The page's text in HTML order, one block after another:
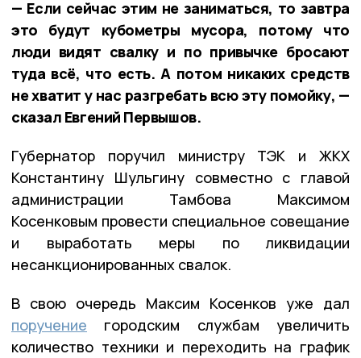
— Если сейчас этим не заниматься, то завтра
это будут кубометры мусора, потому что
люди видят свалку и по привычке бросают
туда всё, что есть. А потом никаких средств
не хватит у нас разгребать всю эту помойку, —
сказал Евгений Первышов.
Губернатор поручил министру ТЭК и ЖКХ
Константину Шульгину совместно с главой
администрации Тамбова Максимом
Косенковым провести специальное совещание
и выработать меры по ликвидации
несанкционированных свалок.
В свою очередь Максим Косенков уже дал
поручение городским службам увеличить
количество техники и переходить на график